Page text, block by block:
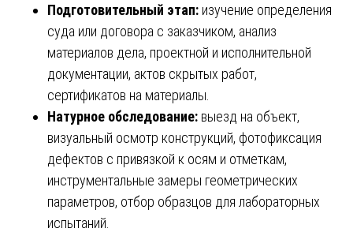
Подготовительный этап: изучение определения
суда или договора с заказчиком, анализ
материалов дела, проектной и исполнительной
документации, актов скрытых работ,
сертификатов на материалы.
Натурное обследование: выезд на объект,
визуальный осмотр конструкций, фотофиксация
дефектов с привязкой к осям и отметкам,
инструментальные замеры геометрических
параметров, отбор образцов для лабораторных
испытаний.